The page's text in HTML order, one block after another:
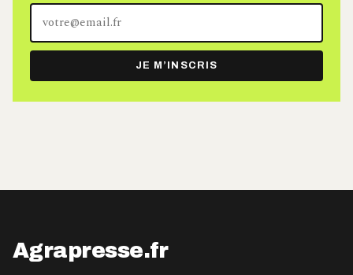
Votre
adresse
e-
mail
JE M’INSCRIS
Agrapresse.fr